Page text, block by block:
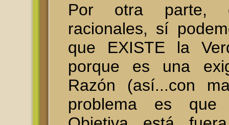
Por otra parte,
racionales, sí
que EXISTE la
porque es una
Razón (así...con
problema es que